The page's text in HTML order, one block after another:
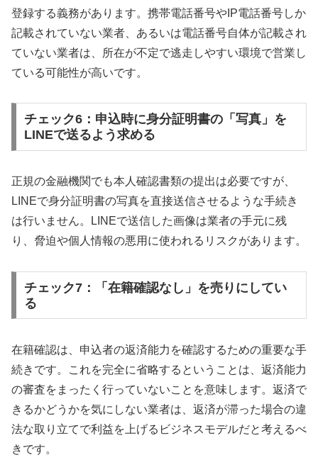
登録する義務があります。携帯電話番号やIP電話番号しか
記載されていない業者、あるいは電話番号自体が記載され
ていない業者は、所在が不定で逃走しやすい環境で営業し
ている可能性が高いです。
チェック6：申込時に身分証明書の「写真」を
LINEで送るよう求める
正規の金融機関でも本人確認書類の提出は必要ですが、
LINEで身分証明書の写真を直接送信させるような手続き
は行いません。LINEで送信した画像は業者の手元に残
り、脅迫や個人情報の悪用に使われるリスクがあります。
チェック7：「在籍確認なし」を売りにしてい
る
在籍確認は、申込者の返済能力を確認するための重要な手
続きです。これを完全に省略するということは、返済能力
の審査をまったく行っていないことを意味します。返済で
きるかどうかを気にしない業者は、返済が滞った場合の違
法な取り立てで利益を上げるビジネスモデルだと考えるべ
きです。